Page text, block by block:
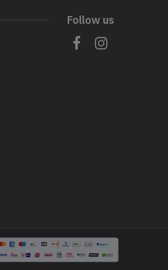
Follow us